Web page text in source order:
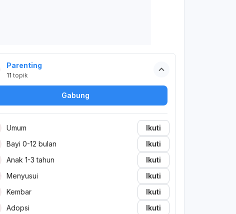
Parenting
11 topik
Gabung
Umum
Ikuti
Bayi 0-12 bulan
Ikuti
Anak 1-3 tahun
Ikuti
Menyusui
Ikuti
Kembar
Ikuti
Adopsi
Ikuti